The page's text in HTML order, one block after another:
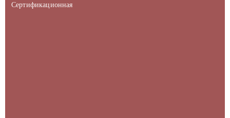
Сертификационная